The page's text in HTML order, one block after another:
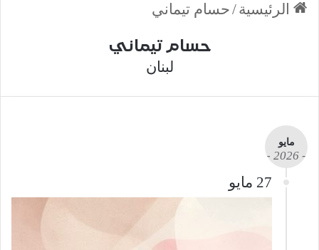
الرئيسية/حسام تيماني
حسام تيماني
لبنان
مايو
- 2026 -
27 مايو